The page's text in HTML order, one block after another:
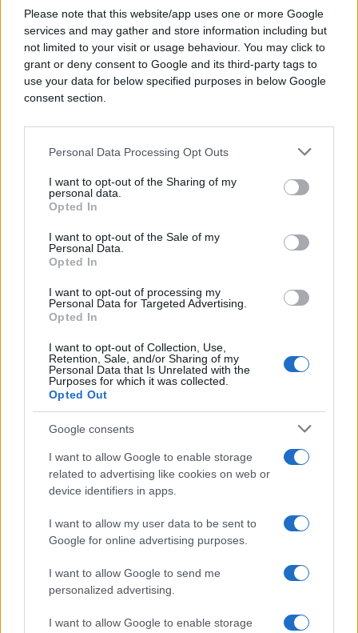
Please note that this website/app uses one or more Google
services and may gather and store information including but
not limited to your visit or usage behaviour. You may click to
grant or deny consent to Google and its third-party tags to
use your data for below specified purposes in below Google
consent section.
Personal Data Processing Opt Outs
I want to opt-out of the Sharing of my
personal data.
Opted In
I want to opt-out of the Sale of my
Personal Data.
Opted In
I want to opt-out of processing my
Personal Data for Targeted Advertising.
Opted In
I want to opt-out of Collection, Use,
Retention, Sale, and/or Sharing of my
Personal Data that Is Unrelated with the
Purposes for which it was collected.
Opted Out
Google consents
I want to allow Google to enable storage
related to advertising like cookies on web or
device identifiers in apps.
I want to allow my user data to be sent to
Google for online advertising purposes.
I want to allow Google to send me
personalized advertising.
I want to allow Google to enable storage
godine.